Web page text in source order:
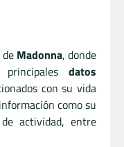
de Madonna, donde
datos
con su vida
como su
actividad, entre